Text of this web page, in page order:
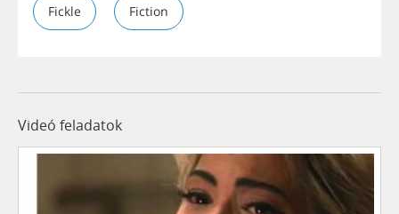
Fickle Fiction
Videó feladatok